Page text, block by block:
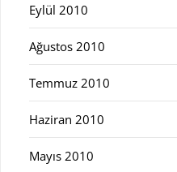
Eylül 2010
Ağustos 2010
Temmuz 2010
Haziran 2010
Mayıs 2010